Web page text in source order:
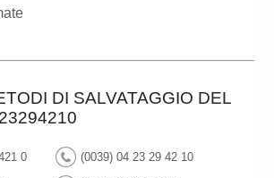
DI SALVATAGGIO DEL
0 (0039) 04 23 29 42 10